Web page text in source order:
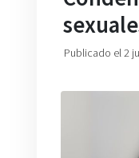
Publicado el 2